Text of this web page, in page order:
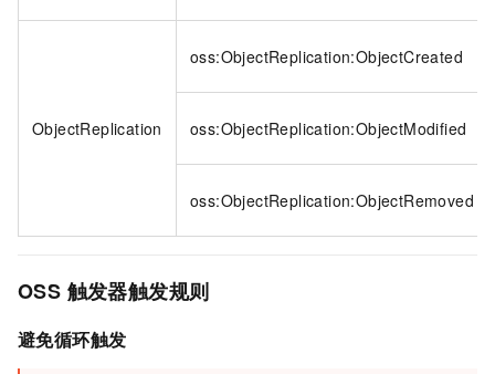
ObjectReplication
oss:ObjectReplication:ObjectCreated
oss:ObjectReplication:ObjectModified
oss:ObjectReplication:ObjectRemoved
OSS 触发器触发规则
避免循环触发